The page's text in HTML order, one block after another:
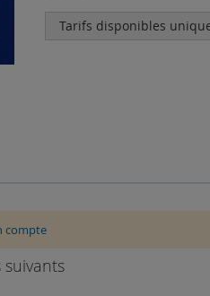
Tarifs disponibles
compte